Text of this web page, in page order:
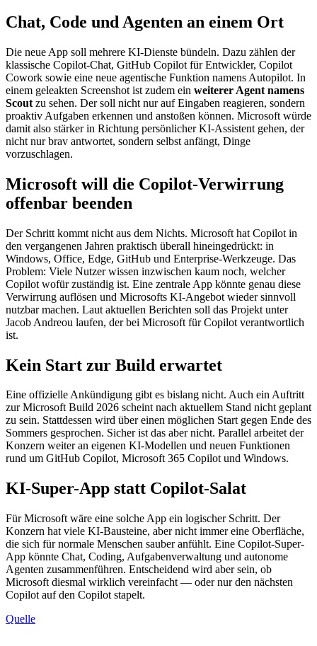
Chat, Code und Agenten an einem Ort
Die neue App soll mehrere KI-Dienste bündeln. Dazu zählen der
klassische Copilot-Chat, GitHub Copilot für Entwickler, Copilot
Cowork sowie eine neue agentische Funktion namens Autopilot. In
einem geleakten Screenshot ist zudem ein weiterer Agent namens
Scout zu sehen. Der soll nicht nur auf Eingaben reagieren, sondern
proaktiv Aufgaben erkennen und anstoßen können. Microsoft würde
damit also stärker in Richtung persönlicher KI-Assistent gehen, der
nicht nur brav antwortet, sondern selbst anfängt, Dinge
vorzuschlagen.
Microsoft will die Copilot-Verwirrung
offenbar beenden
Der Schritt kommt nicht aus dem Nichts. Microsoft hat Copilot in
den vergangenen Jahren praktisch überall hineingedrückt: in
Windows, Office, Edge, GitHub und Enterprise-Werkzeuge. Das
Problem: Viele Nutzer wissen inzwischen kaum noch, welcher
Copilot wofür zuständig ist. Eine zentrale App könnte genau diese
Verwirrung auflösen und Microsofts KI-Angebot wieder sinnvoll
nutzbar machen. Laut aktuellen Berichten soll das Projekt unter
Jacob Andreou laufen, der bei Microsoft für Copilot verantwortlich
ist.
Kein Start zur Build erwartet
Eine offizielle Ankündigung gibt es bislang nicht. Auch ein Auftritt
zur Microsoft Build 2026 scheint nach aktuellem Stand nicht geplant
zu sein. Stattdessen wird über einen möglichen Start gegen Ende des
Sommers gesprochen. Sicher ist das aber nicht. Parallel arbeitet der
Konzern weiter an eigenen KI-Modellen und neuen Funktionen
rund um GitHub Copilot, Microsoft 365 Copilot und Windows.
KI-Super-App statt Copilot-Salat
Für Microsoft wäre eine solche App ein logischer Schritt. Der
Konzern hat viele KI-Bausteine, aber nicht immer eine Oberfläche,
die sich für normale Menschen sauber anfühlt. Eine Copilot-Super-
App könnte Chat, Coding, Aufgabenverwaltung und autonome
Agenten zusammenführen. Entscheidend wird aber sein, ob
Microsoft diesmal wirklich vereinfacht — oder nur den nächsten
Copilot auf den Copilot stapelt.
Quelle